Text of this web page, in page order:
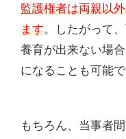
監護権者は両親以
ます。したがって
養育が出来ない場
になることも可能で
もちろん、当事者